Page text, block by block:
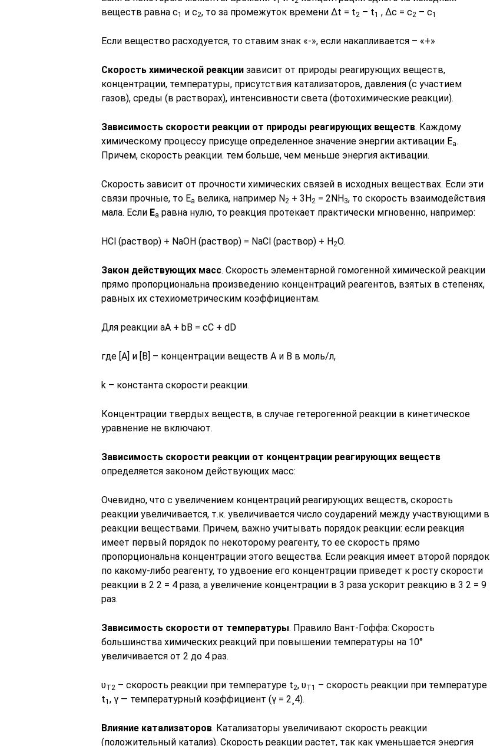
веществ равна с1 и с2, то за промежуток времени Δt = t2 – t1 , Δc = c2 – c1
Если вещество расходуется, то ставим знак «-», если накапливается – «+»
Скорость химической реакции зависит от природы реагирующих веществ,
концентрации, температуры, присутствия катализаторов, давления (с участием
газов), среды (в растворах), интенсивности света (фотохимические реакции).
Зависимость скорости реакции от природы реагирующих веществ. Каждому
химическому процессу присуще определенное значение энергии активации Еа.
Причем, скорость реакции. тем больше, чем меньше энергия активации.
Скорость зависит от прочности химических связей в исходных веществах. Если эти
связи прочные, то Еа велика, например N2 + 3H2 = 2NH3, то скорость взаимодействия
мала. Если Еа равна нулю, то реакция протекает практически мгновенно, например:
HCl (раствор) + NaOH (раствор) = NaCl (раствор) + H2O.
Закон действующих масс. Скорость элементарной гомогенной химической реакции
прямо пропорциональна произведению концентраций реагентов, взятых в степенях,
равных их стехиометрическим коэффициентам.
Для реакции аА + bB = cC + dD
где [A] и [B] – концентрации веществ А и В в моль/л,
k – константа скорости реакции.
Концентрации твердых веществ, в случае гетерогенной реакции в кинетическое
уравнение не включают.
Зависимость скорости реакции от концентрации реагирующих веществ
определяется законом действующих масс:
Очевидно, что с увеличением концентраций реагирующих веществ, скорость
реакции увеличивается, т.к. увеличивается число соударений между участвующими в
реакции веществами. Причем, важно учитывать порядок реакции: если реакция
имеет первый порядок по некоторому реагенту, то ее скорость прямо
пропорциональна концентрации этого вещества. Если реакция имеет второй порядок
по какому-либо реагенту, то удвоение его концентрации приведет к росту скорости
реакции в 2 2 = 4 раза, а увеличение концентрации в 3 раза ускорит реакцию в 3 2 = 9
раз.
Зависимость скорости от температуры. Правило Вант-Гоффа: Скорость
большинства химических реакций при повышении температуры на 10°
увеличивается от 2 до 4 раз.
υТ2 – скорость реакции при температуре t2, υТ1 – скорость реакции при температуре
t1 , γ — температурный коэффициент (γ = 2¸4).
Влияние катализаторов. Катализаторы увеличивают скорость реакции
(положительный катализ). Скорость реакции растет, так как уменьшается энергия